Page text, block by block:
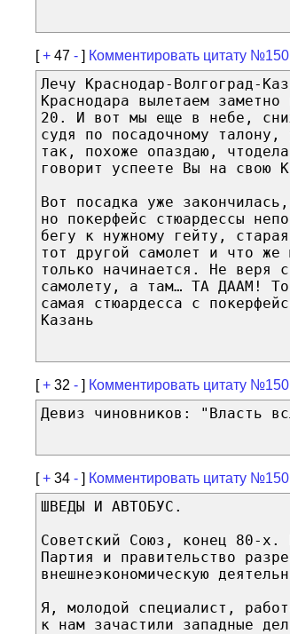
[+ 47 - ] Комментировать цитату
Лечу Краснодар-Волгоград-
Краснодара вылетаем
20. И вот мы еще в небе,
судя по посадочному
так, похоже опаздаю,
говорит успеете Вы на свою
Вот посадка уже
но покерфейс стюардессы
бегу к нужному гейту,
тот другой самолет и что же
только начинается. Не веря
самолету, а там… ТА ДААМ!
самая стюардесса с
Казань
[+ 32 - ] Комментировать цитату
Девиз чиновников: "Власть
[+ 34 - ] Комментировать цитату
ШВЕДЫ И АВТОБУС.
Советский Союз, конец 80-х.
Партия и правительство
внешнеэкономическую
Я, молодой специалист,
к нам зачастили западные